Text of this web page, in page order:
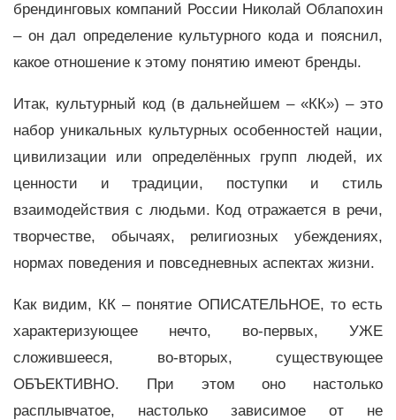
брендинговых компаний России Николай Облапохин
– он дал определение культурного кода и пояснил,
какое отношение к этому понятию имеют бренды.
Итак, культурный код (в дальнейшем – «КК») – это
набор уникальных культурных особенностей нации,
цивилизации или определённых групп людей, их
ценности и традиции, поступки и стиль
взаимодействия с людьми. Код отражается в речи,
творчестве, обычаях, религиозных убеждениях,
нормах поведения и повседневных аспектах жизни.
Как видим, КК – понятие ОПИСАТЕЛЬНОЕ, то есть
характеризующее нечто, во-первых, УЖЕ
сложившееся, во-вторых, существующее
ОБЪЕКТИВНО. При этом оно настолько
расплывчатое, настолько зависимое от не